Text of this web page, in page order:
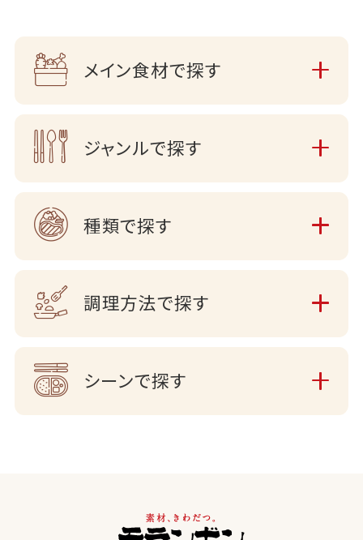
メイン食材で探す
ジャンルで探す
種類で探す
調理方法で探す
シーンで探す